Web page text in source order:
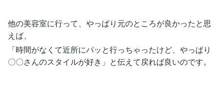
他の美容室に行って、やっぱり元のところが良かったと思
えば、
「時間がなくて近所にパッと行っちゃったけど、やっぱり
〇〇さんのスタイルが好き」と伝えて戻れば良いのです。